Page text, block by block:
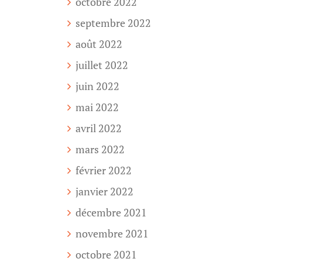
septembre 2022
août 2022
juillet 2022
juin 2022
mai 2022
avril 2022
mars 2022
février 2022
janvier 2022
décembre 2021
novembre 2021
octobre 2021